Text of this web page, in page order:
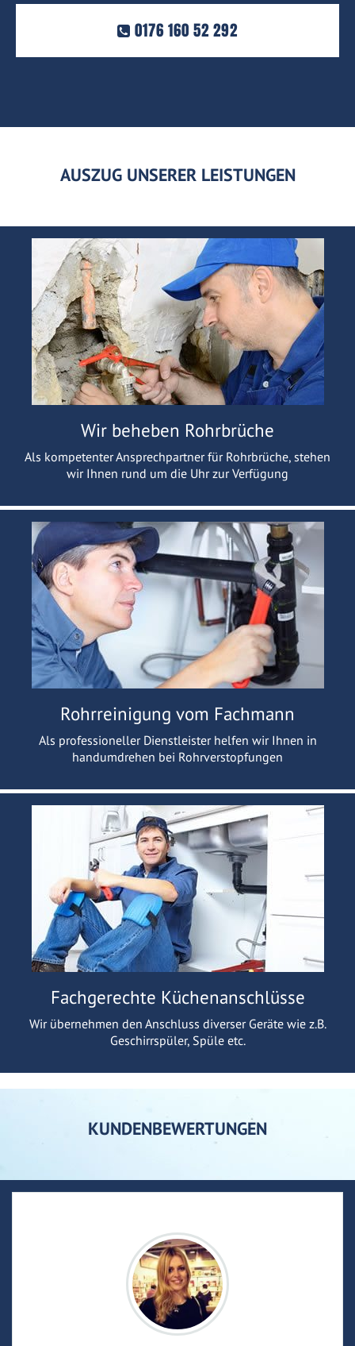
0176 160 52 292
AUSZUG UNSERER LEISTUNGEN
Wir beheben Rohrbrüche
Als kompetenter Ansprechpartner für Rohrbrüche, stehen
wir Ihnen rund um die Uhr zur Verfügung
Rohrreinigung vom Fachmann
Als professioneller Dienstleister helfen wir Ihnen in
handumdrehen bei Rohrverstopfungen
Fachgerechte Küchenanschlüsse
Wir übernehmen den Anschluss diverser Geräte wie z.B.
Geschirrspüler, Spüle etc.
KUNDENBEWERTUNGEN